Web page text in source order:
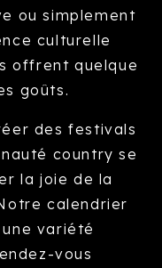
ou simplement
culturelle
offrent quelque
goûts.
des festivals
country se
la joie de la
calendrier
variété
vous